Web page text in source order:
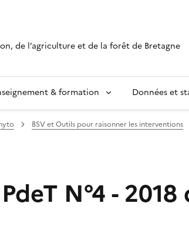
de l’agriculture et de la forêt de Bretagne
& formation Données et
BSV et Outils pour raisonner les interventions
N°4 -